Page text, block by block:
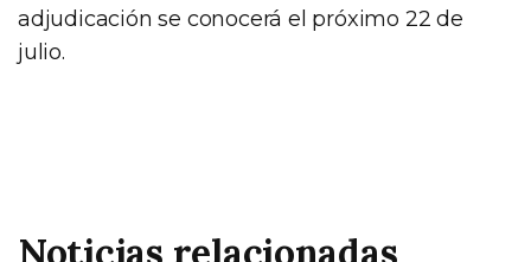
adjudicación se conocerá el próximo 22 de
julio.
Noticias relacionadas